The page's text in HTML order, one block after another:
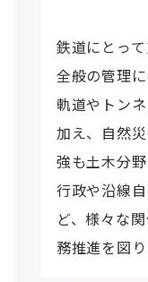
鉄道にとっ
全般の管理に
軌道やトン
加え、自然
強も土木分野
行政や沿線
ど、様々な
務推進を図り